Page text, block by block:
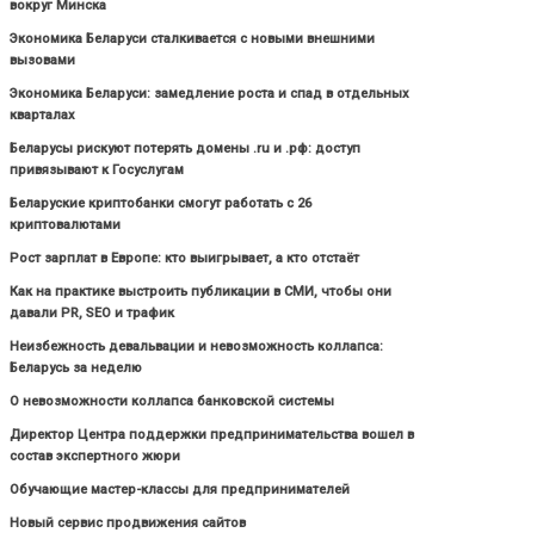
вокруг Минска
Экономика Беларуси сталкивается с новыми внешними
вызовами
Экономика Беларуси: замедление роста и спад в отдельных
кварталах
Беларусы рискуют потерять домены .ru и .рф: доступ
привязывают к Госуслугам
Беларуские криптобанки смогут работать с 26
криптовалютами
Рост зарплат в Европе: кто выигрывает, а кто отстаёт
Как на практике выстроить публикации в СМИ, чтобы они
давали PR, SEO и трафик
Неизбежность девальвации и невозможность коллапса:
Беларусь за неделю
О невозможности коллапса банковской системы
Директор Центра поддержки предпринимательства вошел в
состав экспертного жюри
Обучающие мастер-классы для предпринимателей
Новый сервис продвижения сайтов